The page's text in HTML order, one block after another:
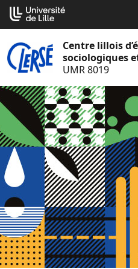
Aller
au
contenu
Centre lillois
sociologiques
UMR 8019
Cookies management panel